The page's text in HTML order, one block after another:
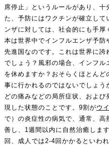
席停止」というルールがあり、十
た、予防にはワクチンが確立し
ンザに対しては、社会的にも手厚
本は世界中でインフルエンザ予
先進国なのです。これは世界に誇
でしょう？風邪の場合、インフ
を休めますか？おそらくほとん
事に行かれるのではないでしょ
どの痛みなどの局所症状、およ
現した状態のことです。9割がウ
で）の炎症性の病気で、通常、
善し、1週間以内に自然治癒しま
回、成人では2-4回かかるといわ